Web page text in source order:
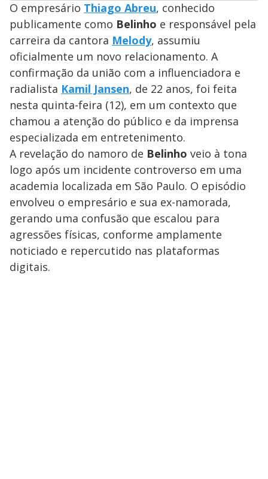
O empresário Thiago Abreu, conhecido
publicamente como Belinho e responsável pela
carreira da cantora Melody, assumiu
oficialmente um novo relacionamento. A
confirmação da união com a influenciadora e
radialista Kamil Jansen, de 22 anos, foi feita
nesta quinta-feira (12), em um contexto que
chamou a atenção do público e da imprensa
especializada em entretenimento.
A revelação do namoro de Belinho veio à tona
logo após um incidente controverso em uma
academia localizada em São Paulo. O episódio
envolveu o empresário e sua ex-namorada,
gerando uma confusão que escalou para
agressões físicas, conforme amplamente
noticiado e repercutido nas plataformas
digitais.